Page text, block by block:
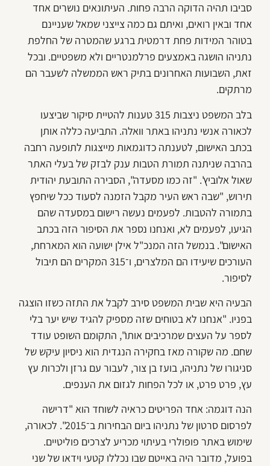
סביבו תהיה הדוקה הרבה פחות. העיתונאים נושרים אחד
אחד ובאין רואים, ואיתם גם כמה צייצני שמאל שעניינם
בטוהר המידות פחת דרמטית ברגע שהמטרה של החלפת
נתניהו הושגה באמצעים פרלמנטריים ולא משפטיים. ובכל
זאת, השבועות האחרונים בתיק ראש הממשלה לשעבר הם
מרתקים.
בלב המשפט ניצבות 315 טענות להטיית סיקור שביצעו
לכאורה אנשי נתניהו באתר וואלה. התביעה כללה אותן
בכתב האישום, לטענתה כדוגמאות מייצגות לתופעה רחבה
בהרבה שניתנה תמורת הטבות ענק לבזק של בעלי האתר
שאול אלוביץ'. "זה כמו מסעדה", הסבירה התובעת יהודית
תירוש, "שבה ראש העיר מקבל הזמנה לסעוד ככל שיחפץ
בתמורה להטבות. לפעמים נעשה רישום במסעדה שהם
הגיעו, לפעמים לא, ואנחנו נספר את הסיפור הזה בכתב
האישום". בנמשל הזה המנכ"ל אילן ישועה הוא המארחת,
העורכים שיעידו הם המלצרים, ו־315 המקרים הם תיבול
לסיפור.
הבעיה היא שבית המשפט סירב לקבל את התזה כשזו הוצגה
בפניו. "אנחנו לא בטוחים שזה מספיק להגיד שיש יער בלי
לספר על העצים שמרכיבים אותו", התקומם השופט עודד
שחם. מה שקורה מאז בחקירה הנגדית הוא ניסיון עיקש של
סניגורו של נתניהו, בועז בן צור, לעבור עם גרזן ולכרות עץ
עץ, פרט פרט, או לכל הפחות לגזום את הענפים.
הנה דוגמה: אחד הפריטים כראיה לשוחד הוא "דרישה
לפרסום סרטון של נתניהו ביום הבחירות ב־2015". לכאורה,
שימוש באתר פופולרי בעיתוי מכריע לצרכים פוליטיים.
בפועל, מדובר היה באייטם שבו נכללו קטעי וידאו של שני